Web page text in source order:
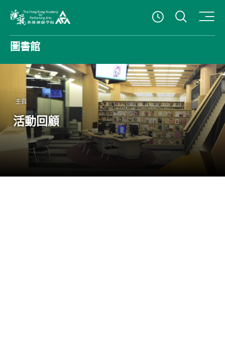
查看開放時
打開
圖書館
主頁
活動回顧